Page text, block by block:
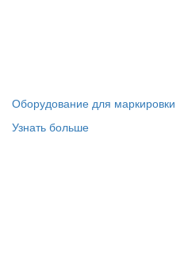
Оборудование для маркировки
Узнать больше